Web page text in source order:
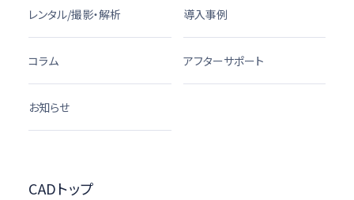
レンタル/撮影・解析 導入事例
コラム アフターサポート
お知らせ
CADトップ